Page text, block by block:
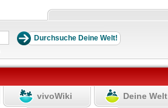
vivoWiki Deine Welt